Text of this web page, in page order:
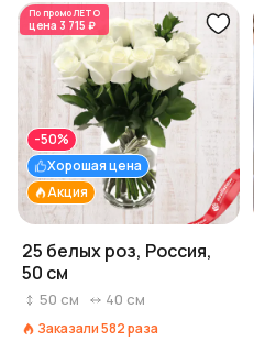
По промоЛЕТО
цена 3 715 ₽
Акция
Хорошая цена
-50%
25 белых роз, Россия,
50 см
50 см 40 см
Заказали582раза